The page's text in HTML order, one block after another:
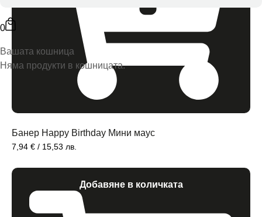
0
Вашата кошница
Няма продукти в кошницата.
Банер Happy Birthday Мини маус
7,94 € / 15,53 лв.
Добавяне в количката